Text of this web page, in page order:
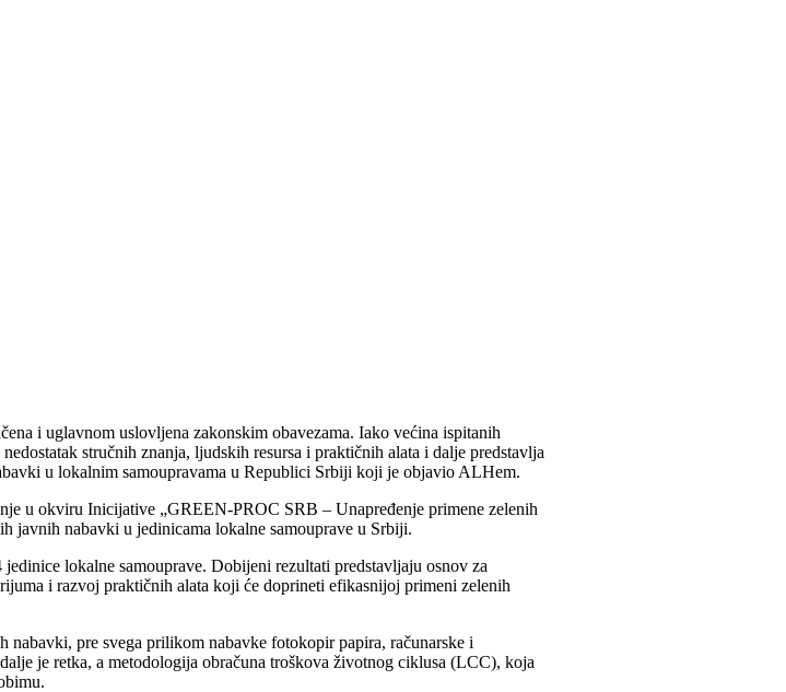
i uglavnom uslovljena zakonskim obavezama. Iako većina ispitanih
stručnih znanja, ljudskih resursa i praktičnih alata i dalje predstavlja
u lokalnim samoupravama u Republici Srbiji koji je objavio ALHem.
u okviru Inicijative „GREEN-PROC SRB – Unapređenje primene zelenih
javnih nabavki u jedinicama lokalne samouprave u Srbiji.
lokalne samouprave. Dobijeni rezultati predstavljaju osnov za
i razvoj praktičnih alata koji će doprineti efikasnijoj primeni zelenih
pre svega prilikom nabavke fotokopir papira, računarske i
je retka, a metodologija obračuna troškova životnog ciklusa (LCC), koja